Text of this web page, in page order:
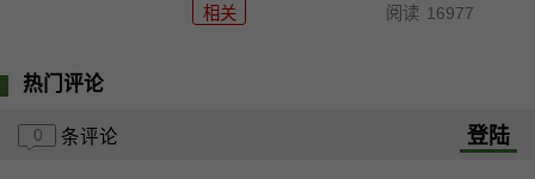
相关 阅读 16977
热门评论
0 条评论 登陆